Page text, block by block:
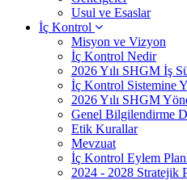
Usul ve Esaslar
İç Kontrol
Misyon ve Vizyon
İç Kontrol Nedir
2026 Yılı SHGM İş
İç Kontrol Sistemine
2026 Yılı SHGM
Genel Bilgilendirme
Etik Kurallar
Mevzuat
İç Kontrol Eylem
2024 - 2028 Stratejik